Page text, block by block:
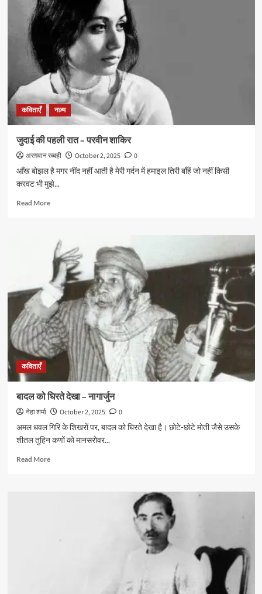
तिरे
हिज्र
मरना
जानाँ
–
अहमद
फ़राज़
कविताएँ नज़्म
जुदाई की पहली रात – परवीन शाकिर
अरग़वान रब्बही October 2, 2025
0
आँख बोझल है मगर नींद नहीं आती है मेरी गर्दन में हमाइल तिरी बाँहें जो नहीं किसी
करवट भी मुझे...
Read MoreRead
की
पहली
रात
–
परवीन
शाकिर
कविताएँ
बादल को घिरते देखा – नागार्जुन
नेहा शर्मा October 2, 2025
0
अमल धवल गिरि के शिखरों पर, बादल को घिरते देखा है। छोटे-छोटे मोती जैसे उसके
शीतल तुहिन कणों को मानसरोवर...
Read MoreRead